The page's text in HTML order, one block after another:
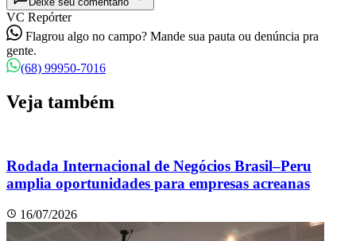
VC Repórter
Flagrou algo no campo? Mande sua pauta ou denúncia pra
gente.
(68) 99950-7016
Veja também
Rodada Internacional de Negócios Brasil–Peru
amplia oportunidades para empresas acreanas
16/07/2026